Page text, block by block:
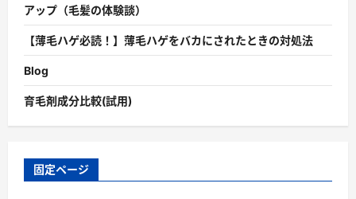
アップ（毛髪の体験談）
【薄毛ハゲ必読！】薄毛ハゲをバカにされたときの対処法
Blog
育毛剤成分比較(試用)
固定ページ